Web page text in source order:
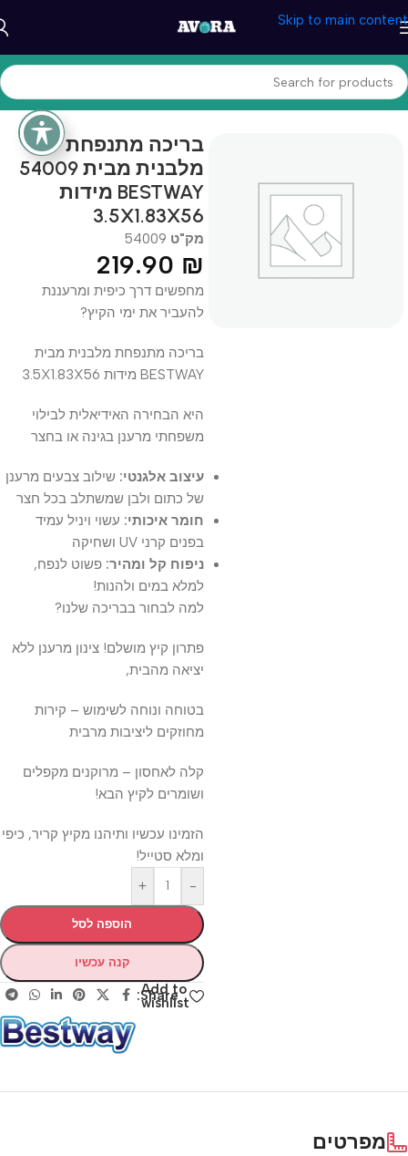
Skip to main content
עמוד הבית/כללי
בריכה מתנפחת
מלבנית מבית 54009
BESTWAY מידות
3.5X1.83X56
מק"ט 54009
219.90 ₪
מחפשים דרך כיפית ומרעננת
להעביר את ימי הקיץ?
בריכה מתנפחת מלבנית מבית
BESTWAY מידות 3.5X1.83X56
היא הבחירה האידיאלית לבילוי
משפחתי מרענן בגינה או בחצר
עיצוב אלגנטי: שילוב צבעים מרענן
של כתום ולבן שמשתלב בכל חצר
חומר איכותי: עשוי ויניל עמיד
בפנים קרני UV ושחיקה
ניפוח קל ומהיר: פשוט לנפח,
למלא במים ולהנות!
למה לבחור בבריכה שלנו?
פתרון קיץ מושלם! צינון מרענן ללא
יציאה מהבית,
בטוחה ונוחה לשימוש – קירות
מחוזקים ליציבות מרבית
קלה לאחסון – מרוקנים מקפלים
ושומרים לקיץ הבא!
הזמינו עכשיו ותיהנו מקיץ קריר, כיפי
ומלא סטייל!
-
+
הוספה לסל
קנה עכשיו
Add to
wishlist
Share:
מפרטים